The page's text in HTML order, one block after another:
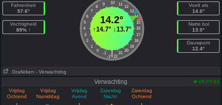
Fahrenheit
57.6°
Vochtigheid
89% ↑
10
9 11
8
12
7
13
6
14
5
15
4
16
3
17
2
18
1
19
0
20
-1 21
|
-2 22
14.2°
↑14.7°↓13.7°
Voelt als
14.0°
Natte bol
13.0°
Dauwpunt
12.4°
Grafieken - Verwachting
Verwachting
05:05:03
Vrijdag
Ochtend
Vrijdag
Namiddag
Vrijdag
Avond
Zaterdag
Nacht
Zaterdag
Ochtend